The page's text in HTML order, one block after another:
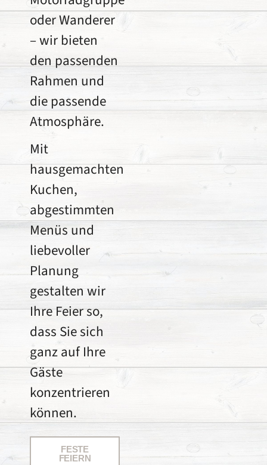
oder Wanderer
– wir bieten
den passenden
Rahmen und
die passende
Atmosphäre.
Mit
hausgemachten
Kuchen,
abgestimmten
Menüs und
liebevoller
Planung
gestalten wir
Ihre Feier so,
dass Sie sich
ganz auf Ihre
Gäste
konzentrieren
können.
FESTE
FEIERN